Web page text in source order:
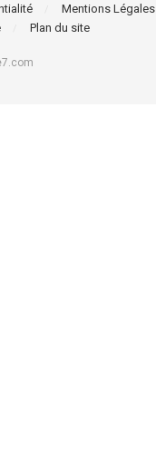
Mentions Légales
Plan du site